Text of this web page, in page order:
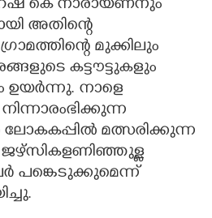
കെ നാരായണനും
അതിന്റെ
മുക്കിലും
കട്ടൗട്ടുകളും
നാളെ
മത്സരിക്കുന്ന
ജഴ്സികളണിഞ്ഞുള്ള
പങ്കെടുക്കുമെന്ന്